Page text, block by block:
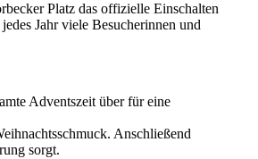
Platz das offizielle Einschalten
Jahr viele Besucherinnen und
Adventszeit über für eine
Anschließend
sorgt.